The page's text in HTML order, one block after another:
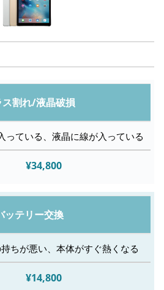
ス割れ/液晶破損
っている、液晶に線が入っている
¥34,800
ッテリー交換
ちが悪い、本体がすぐ熱くなる
¥14,800